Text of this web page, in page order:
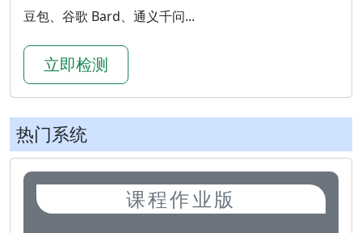
豆包、谷歌 Bard、通义千问...
立即检测
热门系统
课程作业版